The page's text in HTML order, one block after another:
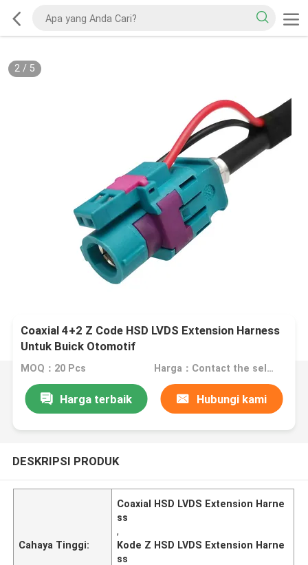
2/ 5
Coaxial 4+2 Z Code HSD LVDS Extension Harness
Untuk Buick Otomotif
MOQ：20 Pcs Harga：Contact the seller
Harga terbaik Hubungi kami
DESKRIPSI PRODUK
Cahaya Tinggi:
Coaxial HSD LVDS Extension Harne
ss
,
Kode Z HSD LVDS Extension Harne
ss